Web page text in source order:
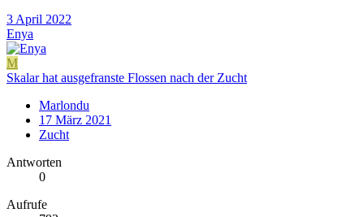
3 April 2022
Enya
M
Skalar hat ausgefranste Flossen nach der Zucht
Marlondu
17 März 2021
Zucht
Antworten
0
Aufrufe